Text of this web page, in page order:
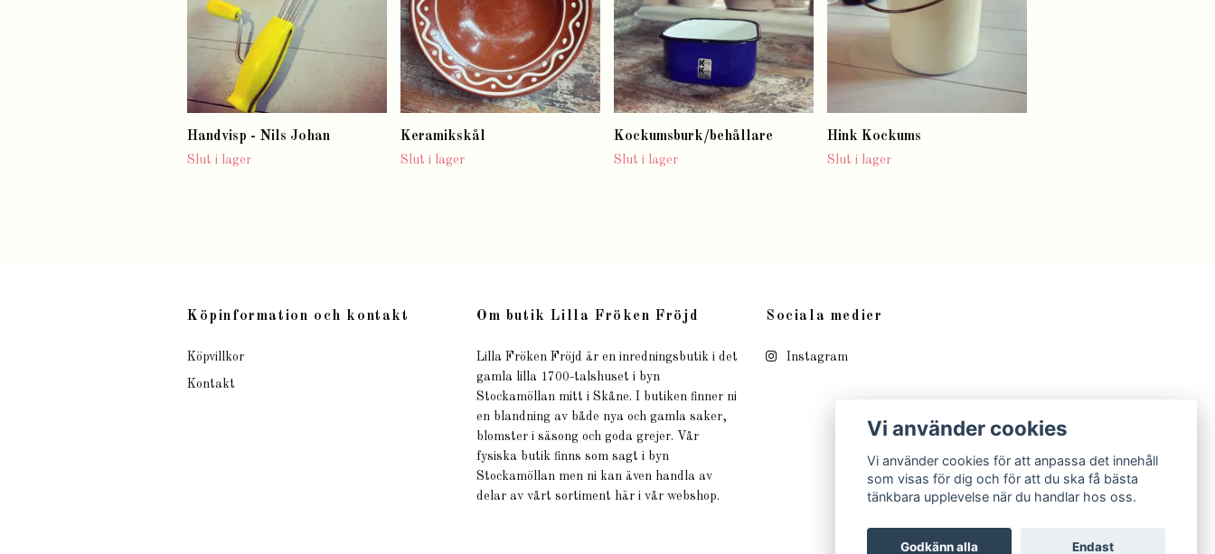
Handvisp - Nils Johan
Slut i lager
Keramikskål
Slut i lager
Kockumsburk/behållare
Slut i lager
Hink Kockums
Slut i lager
Köpinformation och kontakt
Köpvillkor
Kontakt
Om butik Lilla Fröken Fröjd
Lilla Fröken Fröjd är en inredningsbutik i det
gamla lilla 1700-talshuset i byn
Stockamöllan mitt i Skåne. I butiken finner ni
en blandning av både nya och gamla saker,
blomster i säsong och goda grejer. Vår
fysiska butik finns som sagt i byn
Stockamöllan men ni kan även handla av
delar av vårt sortiment här i vår webshop.
Sociala medier
Instagram
Vi använder cookies
Vi använder cookies för att anpassa det innehåll
som visas för dig och för att du ska få bästa
tänkbara upplevelse när du handlar hos oss.
Godkänn alla Endast